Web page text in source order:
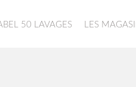
50 LAVAGES LES